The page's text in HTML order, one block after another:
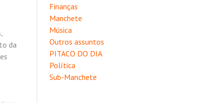
da
Finanças
Manchete
Música
Outros assuntos
PITACO DO DIA
Política
Sub-Manchete